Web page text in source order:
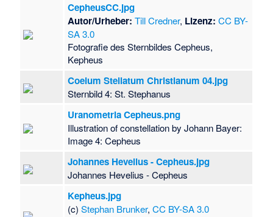
CepheusCC.jpg
Autor/Urheber: Till Credner, Lizenz: CC BY-
SA 3.0
Fotografie des Sternbildes Cepheus,
Kepheus
Coelum Stellatum Christianum 04.jpg
Sternbild 4: St. Stephanus
Uranometria Cepheus.png
Illustration of constellation by Johann Bayer:
Image 4: Cepheus
Johannes Hevelius - Cepheus.jpg
Johannes Hevelius - Cepheus
Kepheus.jpg
(c)Stephan Brunker,CC BY-SA 3.0